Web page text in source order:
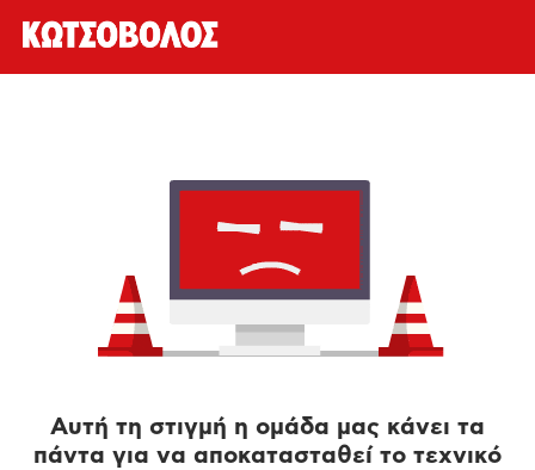
Αυτή τη στιγμή η ομάδα μας κάνει τα
πάντα για να αποκατασταθεί το τεχνικό